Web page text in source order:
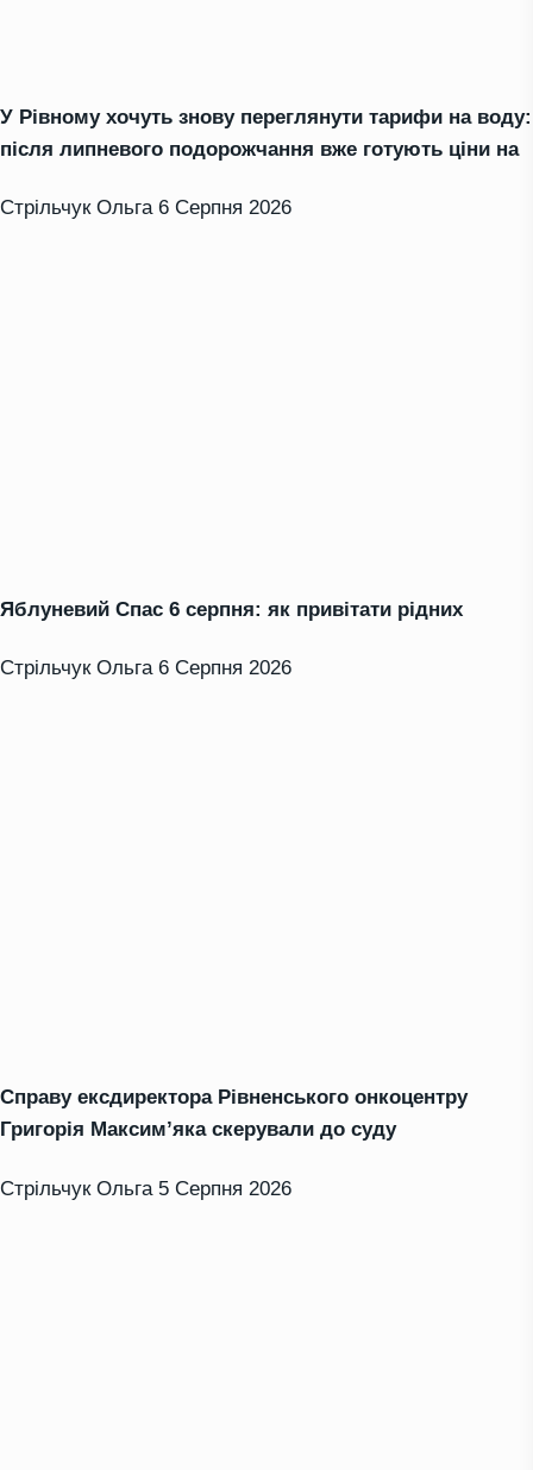
У Рівному хочуть знову переглянути тарифи на воду:
після липневого подорожчання вже готують ціни на
Стрільчук Ольга 6 Серпня 2026
Яблуневий Спас 6 серпня: як привітати рідних
Стрільчук Ольга 6 Серпня 2026
Справу ексдиректора Рівненського онкоцентру
Григорія Максим’яка скерували до суду
Стрільчук Ольга 5 Серпня 2026